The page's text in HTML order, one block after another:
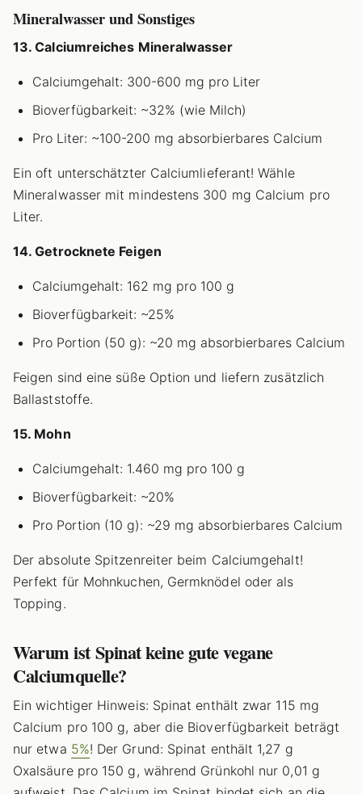
Mineralwasser und Sonstiges
13. Calciumreiches Mineralwasser
Calciumgehalt: 300-600 mg pro Liter
Bioverfügbarkeit: ~32% (wie Milch)
Pro Liter: ~100-200 mg absorbierbares Calcium
Ein oft unterschätzter Calciumlieferant! Wähle
Mineralwasser mit mindestens 300 mg Calcium pro
Liter.
14. Getrocknete Feigen
Calciumgehalt: 162 mg pro 100 g
Bioverfügbarkeit: ~25%
Pro Portion (50 g): ~20 mg absorbierbares Calcium
Feigen sind eine süße Option und liefern zusätzlich
Ballaststoffe.
15. Mohn
Calciumgehalt: 1.460 mg pro 100 g
Bioverfügbarkeit: ~20%
Pro Portion (10 g): ~29 mg absorbierbares Calcium
Der absolute Spitzenreiter beim Calciumgehalt!
Perfekt für Mohnkuchen, Germknödel oder als
Topping.
Warum ist Spinat keine gute vegane
Calciumquelle?
Ein wichtiger Hinweis: Spinat enthält zwar 115 mg
Calcium pro 100 g, aber die Bioverfügbarkeit beträgt
nur etwa 5%! Der Grund: Spinat enthält 1,27 g
Oxalsäure pro 150 g, während Grünkohl nur 0,01 g